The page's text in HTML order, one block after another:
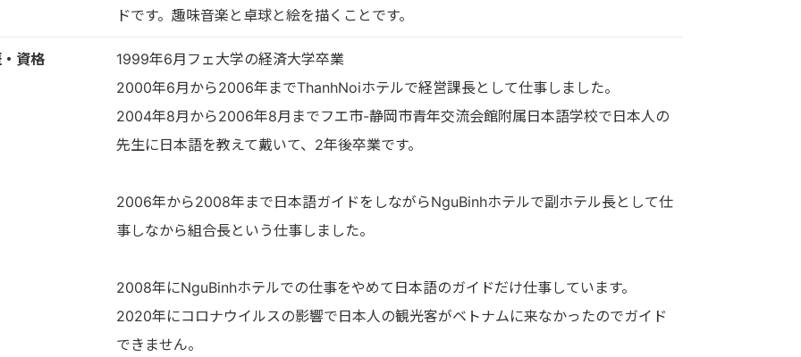
ドです。趣味音楽と卓球と絵を描くことです。
資格
1999年6月フェ大学の経済大学卒業
2000年6月から2006年までThanhNoiホテルで経営課長として仕事しました。
2004年8月から2006年8月までフエ市-静岡市青年交流会館附属日本語学校で日本人の
先生に日本語を教えて戴いて、2年後卒業です。
2006年から2008年まで日本語ガイドをしながらNguBinhホテルで副ホテル長として仕
事しなから組合長という仕事しました。
2008年にNguBinhホテルでの仕事をやめて日本語のガイドだけ仕事しています。
2020年にコロナウイルスの影響で日本人の観光客がベトナムに来なかったのでガイド
できません。